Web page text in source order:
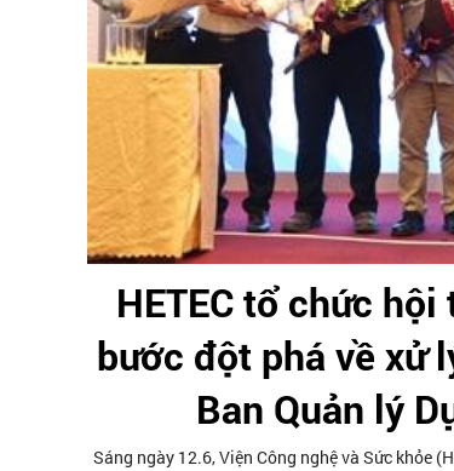
HETEC tổ chức
bước đột phá về xử
Ban Quản lý
Sáng ngày 12.6, Viện Công nghệ và Sức khỏe